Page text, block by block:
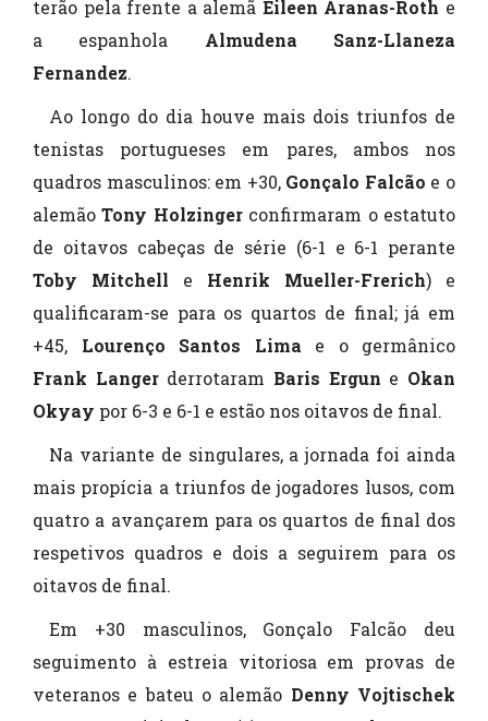
terão pela frente a alemã Eileen Aranas-Roth e
a espanhola Almudena Sanz-Llaneza
Fernandez.
Ao longo do dia houve mais dois triunfos de
tenistas portugueses em pares, ambos nos
quadros masculinos: em +30, Gonçalo Falcão e o
alemãoTony Holzingerconfirmaram o estatuto
de oitavos cabeças de série (6-1 e 6-1 perante
Toby Mitchell e Henrik Mueller-Frerich) e
qualificaram-se para os quartos de final; já em
+45, Lourenço Santos Lima e o germânico
Frank Langerderrotaram Baris Ergun e Okan
Okyay por 6-3 e 6-1 e estão nos oitavos de final.
Na variante de singulares, a jornada foi ainda
mais propícia a triunfos de jogadores lusos, com
quatro a avançarem para os quartos de final dos
respetivos quadros e dois a seguirem para os
oitavos de final.
Em +30 masculinos, Gonçalo Falcão deu
seguimento à estreia vitoriosa em provas de
veteranos e bateu o alemão Denny Vojtischek